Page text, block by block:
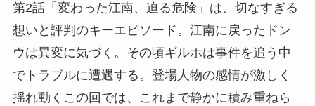
第2話「変わった江南、迫る危険」は、切なすぎる
想いと評判のキーエピソード。江南に戻ったドン
ウは異変に気づく。その頃ギルホは事件を追う中
でトラブルに遭遇する。登場人物の感情が激しく
揺れ動くこの回では、これまで静かに積み重ねら